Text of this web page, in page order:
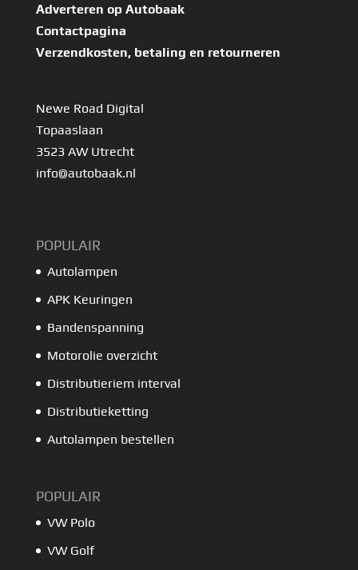
Adverteren op Autobaak
Contactpagina
Verzendkosten, betaling en retourneren
Newe Road Digital
Topaaslaan
3523 AW Utrecht
info@autobaak.nl
POPULAIR
Autolampen
APK Keuringen
Bandenspanning
Motorolie overzicht
Distributieriem interval
Distributieketting
Autolampen bestellen
POPULAIR
VW Polo
VW Golf